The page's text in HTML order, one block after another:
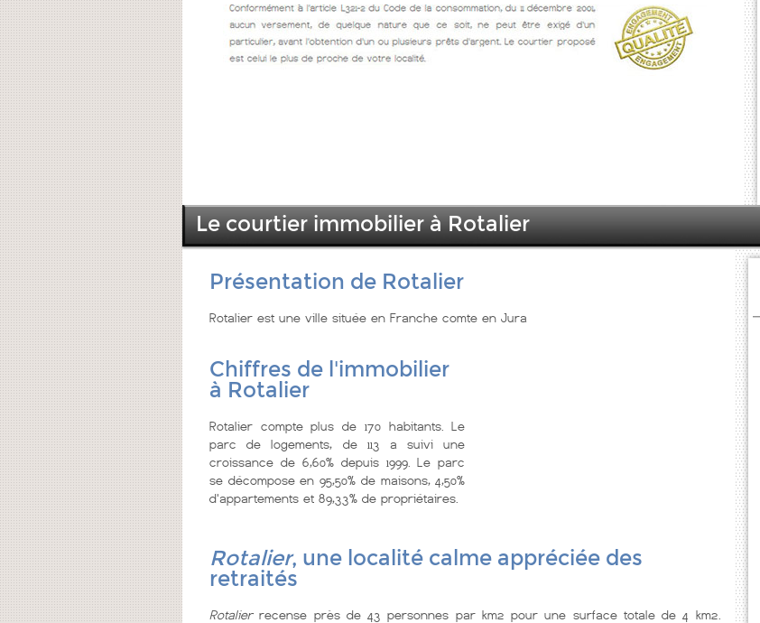
Le courtier immobilier à Rotalier
Présentation de Rotalier
Rotalier est une ville située en Franche comte en Jura
Chiffres de l'immobilier
à Rotalier
Rotalier compte plus de 170 habitants. Le
parc de logements, de 113 a suivi une
croissance de 6,60% depuis 1999. Le parc
se décompose en 95,50% de maisons, 4,50%
d'appartements et 89,33% de propriétaires.
Rotalier, une localité calme appréciée des
retraités
Rotalierrecense près de 43 personnes par km2 pour une surface totale de 4 km2.